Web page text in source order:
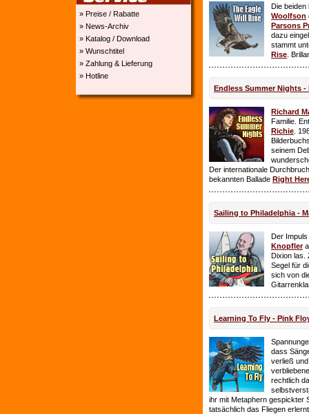
» Preise / Rabatte
» News-Archiv
» Katalog / Download
» Wunschtitel
» Zahlung & Lieferung
» Hotline
Die beiden
Woolfson
Parsons
dazu
stammt
Rise .
Endless Summer Nights -
Richard
Familie.
Richie .
seinem
Der internationale
bekannten Ballade Right
Sailing to Philadelphia -
Der
Knopfler
Dixion las.
Segel für
sich von
Learning To Fly - Pink
dass
verließ
rechtlich
ihr mit Metaphern gespickter
tatsächlich das Fliegen